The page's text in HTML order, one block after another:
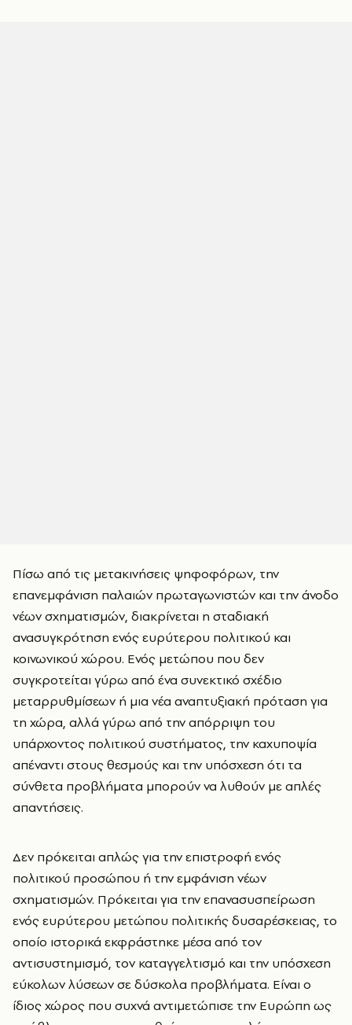
Πίσω από τις μετακινήσεις ψηφοφόρων, την
επανεμφάνιση παλαιών πρωταγωνιστών και την άνοδο
νέων σχηματισμών, διακρίνεται η σταδιακή
ανασυγκρότηση ενός ευρύτερου πολιτικού και
κοινωνικού χώρου. Ενός μετώπου που δεν
συγκροτείται γύρω από ένα συνεκτικό σχέδιο
μεταρρυθμίσεων ή μια νέα αναπτυξιακή πρόταση για
τη χώρα, αλλά γύρω από την απόρριψη του
υπάρχοντος πολιτικού συστήματος, την καχυποψία
απέναντι στους θεσμούς και την υπόσχεση ότι τα
σύνθετα προβλήματα μπορούν να λυθούν με απλές
απαντήσεις.
Δεν πρόκειται απλώς για την επιστροφή ενός
πολιτικού προσώπου ή την εμφάνιση νέων
σχηματισμών. Πρόκειται για την επανασυσπείρωση
ενός ευρύτερου μετώπου πολιτικής δυσαρέσκειας, το
οποίο ιστορικά εκφράστηκε μέσα από τον
αντισυστημισμό, τον καταγγελτισμό και την υπόσχεση
εύκολων λύσεων σε δύσκολα προβλήματα. Είναι ο
ίδιος χώρος που συχνά αντιμετώπισε την Ευρώπη ως